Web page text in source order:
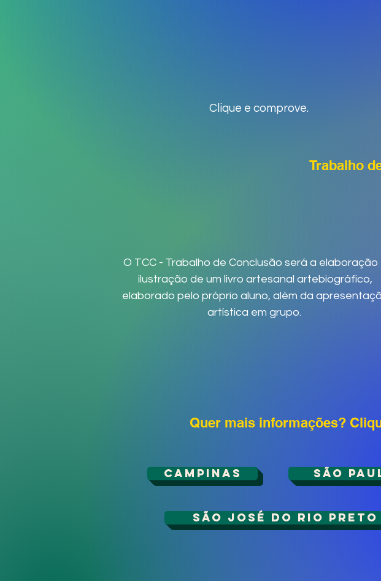
Clique e comprove.
Trabalho
O TCC - Trabalho de Conclusão será a elaboração
ilustração de um livro artesanal artebiográfico,
elaborado pelo próprio aluno, além da
artística em grupo.
Quer mais informações?
CAMPINAS São
SÃO JOSÉ DO RIO PRETO